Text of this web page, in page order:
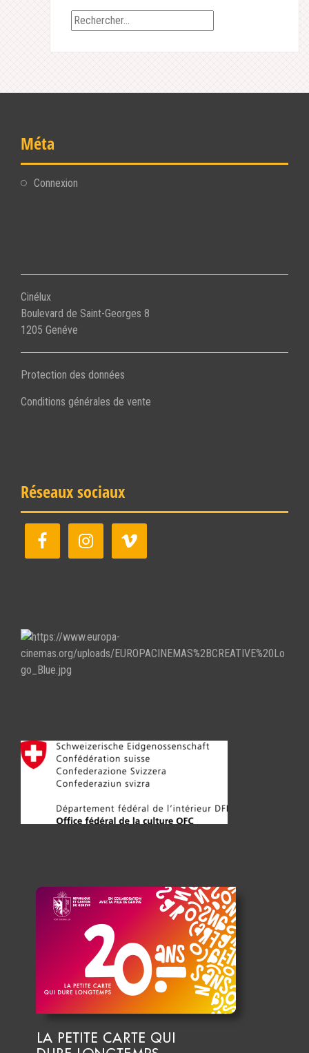
Rechercher :
Méta
Connexion
Cinélux
Boulevard de Saint-Georges 8
1205 Genéve
Protection des données
Conditions générales de vente
Réseaux sociaux